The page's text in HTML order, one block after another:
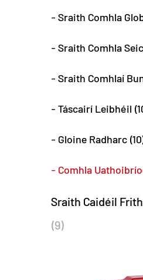
- Sraith Comhla
- Sraith Comhla
- Sraith Comhlaí
- Táscairí Leibhéil
- Gloine Radharc
- Comhla
Sraith Caidéil
(9)